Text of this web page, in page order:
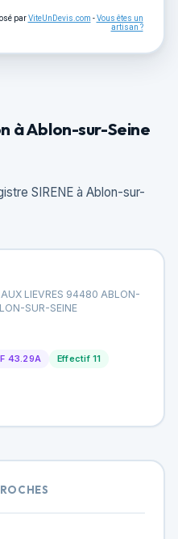
parViteUnDevis.com -Vous êtes un
artisan ?
à Ablon-sur-Seine
SIRENE à Ablon-sur-
AUX LIEVRES 94480 ABLON-
SUR-SEINE
43.29A Effectif 11